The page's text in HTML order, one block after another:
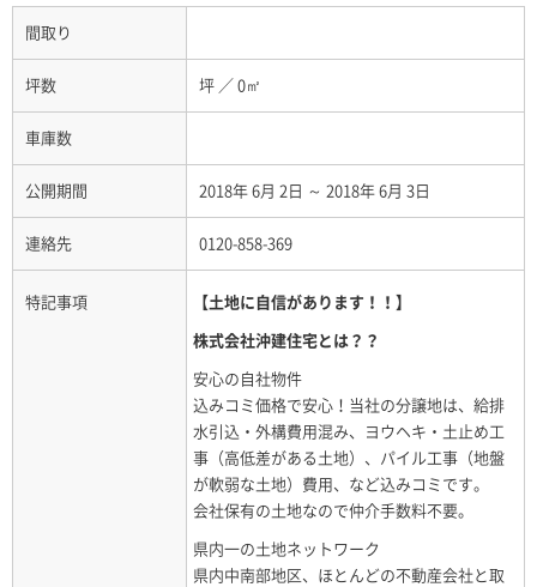
間取り
坪数 坪 ／0㎡
車庫数
公開期間 2018年 6月 2日 ～ 2018年 6月 3日
連絡先 0120-858-369
特記事項
【土地に自信があります！！】
株式会社沖建住宅とは？？
安心の自社物件
込みコミ価格で安心！当社の分譲地は、給排
水引込・外構費用混み、ヨウヘキ・土止め工
事（高低差がある土地）、パイル工事（地盤
が軟弱な土地）費用、など込みコミです。
会社保有の土地なので仲介手数料不要。
県内一の土地ネットワーク
県内中南部地区、ほとんどの不動産会社と取